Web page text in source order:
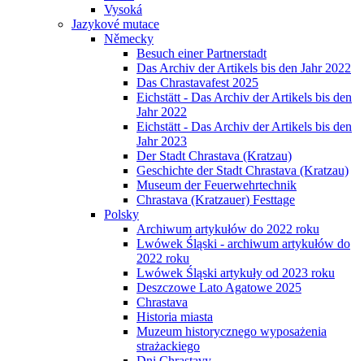
Vysoká
Jazykové mutace
Německy
Besuch einer Partnerstadt
Das Archiv der Artikels bis den Jahr 2022
Das Chrastavafest 2025
Eichstätt - Das Archiv der Artikels bis den
Jahr 2022
Eichstätt - Das Archiv der Artikels bis den
Jahr 2023
Der Stadt Chrastava (Kratzau)
Geschichte der Stadt Chrastava (Kratzau)
Museum der Feuerwehrtechnik
Chrastava (Kratzauer) Festtage
Polsky
Archiwum artykułów do 2022 roku
Lwówek Śląski - archiwum artykułów do
2022 roku
Lwówek Śląski artykuły od 2023 roku
Deszczowe Lato Agatowe 2025
Chrastava
Historia miasta
Muzeum historycznego wyposażenia
strażackiego